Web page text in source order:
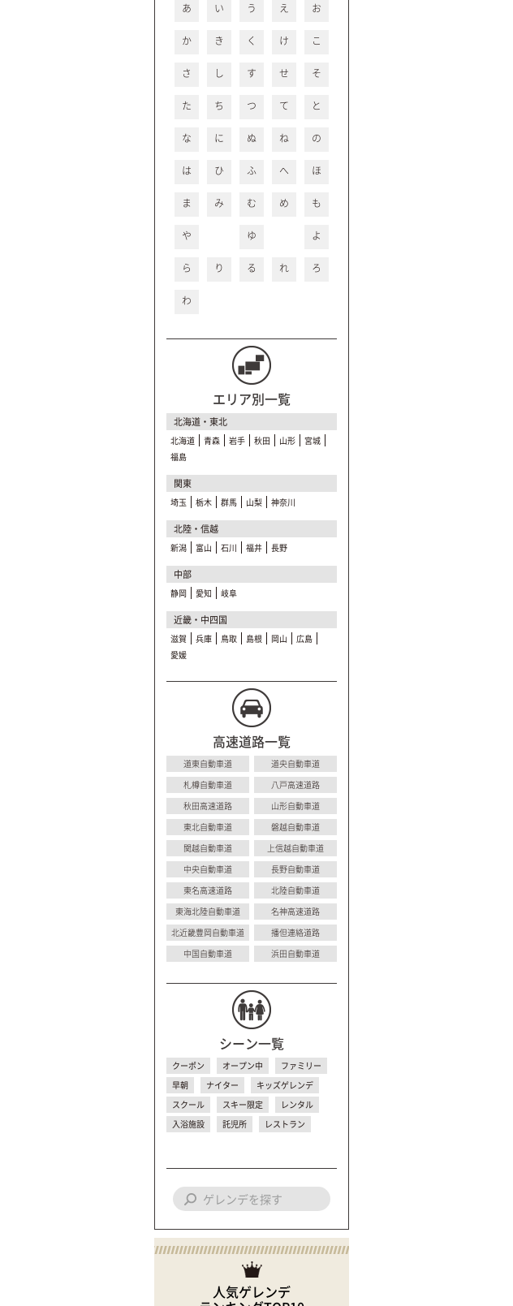
あ い う え お
か き く け こ
さ し す せ そ
た ち つ て と
な に ぬ ね の
は ひ ふ へ ほ
ま み む め も
や ゆ よ
ら り る れ ろ
わ
エリア別一覧
北海道・東北
北海道 青森 岩手 秋田 山形
宮城
福島
関東
埼玉 栃木 群馬 山梨 神奈川
北陸・信越
新潟 富山 石川 福井 長野
中部
静岡 愛知 岐阜
近畿・中四国
滋賀 兵庫 鳥取 島根 岡山
広島
愛媛
高速道路一覧
道東自動車道
道央自動車道
札樽自動車道
八戸高速道路
秋田高速道路
山形自動車道
東北自動車道
磐越自動車道
関越自動車道
上信越自動車道
中央自動車道
長野自動車道
東名高速道路
北陸自動車道
東海北陸自動車道
名神高速道路
北近畿豊岡自動車道
播但連絡道路
中国自動車道
浜田自動車道
シーン一覧
クーポン オープン中
ファミリー
早朝
ナイター
キッズゲレンデ
スクール
スキー限定
レンタル
入浴施設
託児所 レストラン
人気ゲレンデ